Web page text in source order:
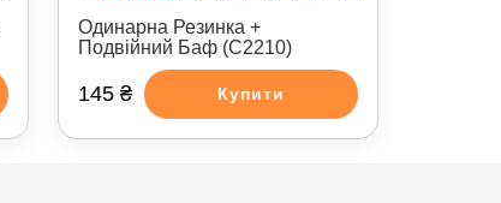
Одинарна Резинка +
Подвійний Баф (С2210)
145 ₴ Купити